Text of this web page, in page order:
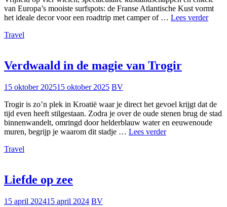
van Europa’s mooiste surfspots: de Franse Atlantische Kust vormt
het ideale decor voor een roadtrip met camper of … Lees verder
Travel
Verdwaald in de magie van Trogir
15 oktober 202515 oktober 2025 BV
Trogir is zo’n plek in Kroatië waar je direct het gevoel krijgt dat de
tijd even heeft stilgestaan. Zodra je over de oude stenen brug de stad
binnenwandelt, omringd door helderblauw water en eeuwenoude
muren, begrijp je waarom dit stadje … Lees verderVerdwaald
Travel
Liefde op zee
15 april 202415 april 2024 BV